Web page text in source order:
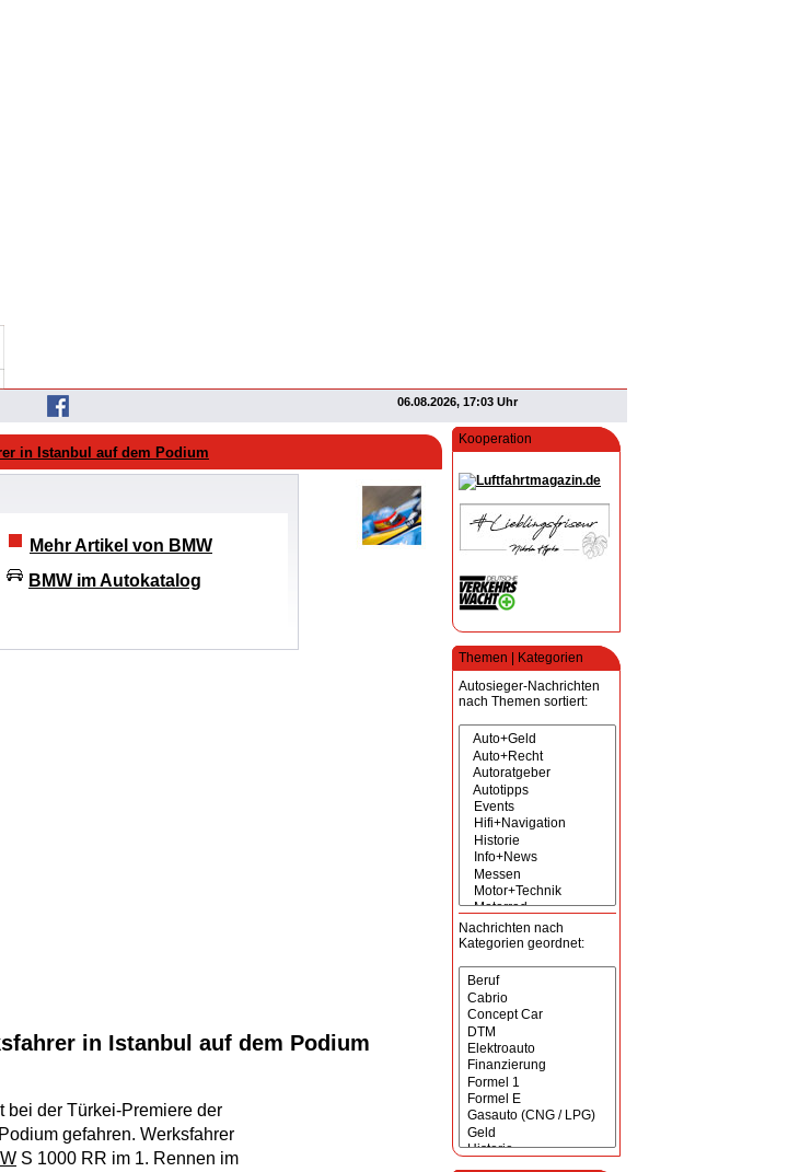
06.08.2026, 17:03 Uhr
Kooperation
Themen | Kategorien
Autosieger-Nachrichten
nach Themen sortiert:
Nachrichten nach
Kategorien geordnet:
in Istanbul auf dem Podium
Mehr Artikel von BMW
BMW im Autokatalog
in Istanbul auf dem Podium
bei der Türkei-Premiere der
gefahren. Werksfahrer
S 1000 RR im 1. Rennen im